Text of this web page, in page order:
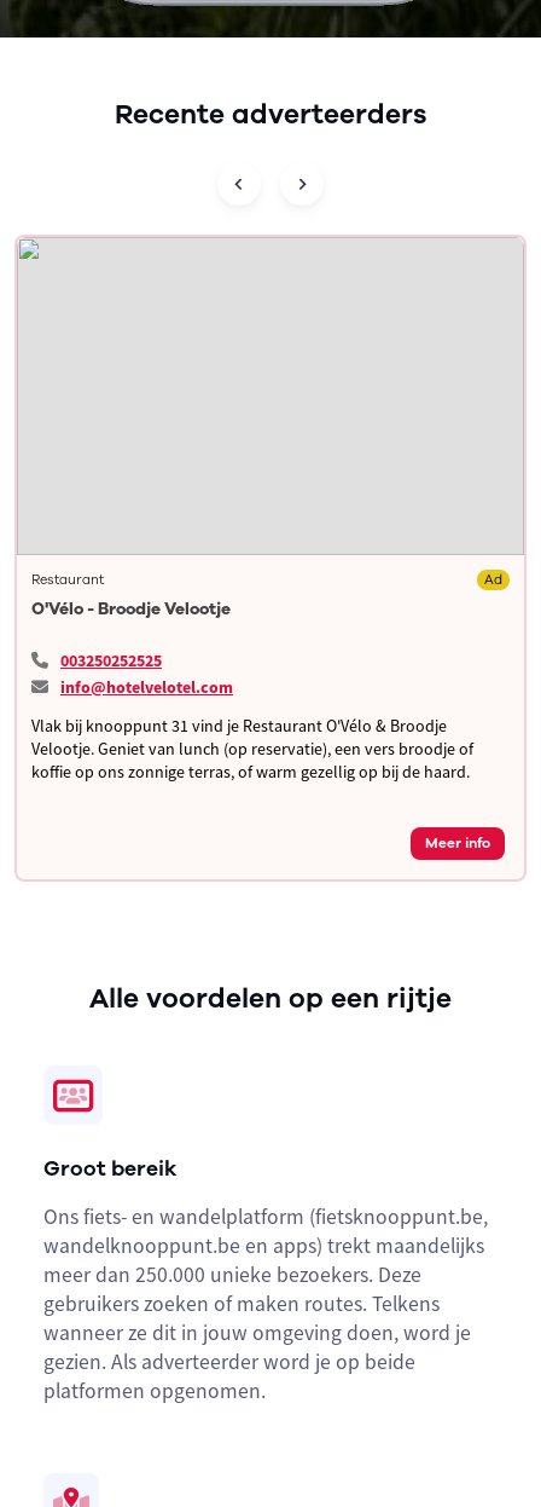
Recente adverteerders
Restaurant Ad
O'Vélo - Broodje Velootje
003250252525
info@hotelvelotel.com
Vlak bij knooppunt 31 vind je Restaurant O'Vélo & Broodje
Velootje. Geniet van lunch (op reservatie), een vers broodje of
koffie op ons zonnige terras, of warm gezellig op bij de haard.
Meer info
Alle voordelen op een rijtje
Groot bereik
Ons fiets- en wandelplatform (fietsknooppunt.be,
wandelknooppunt.be en apps) trekt maandelijks
meer dan 250.000 unieke bezoekers. Deze
gebruikers zoeken of maken routes. Telkens
wanneer ze dit in jouw omgeving doen, word je
gezien. Als adverteerder word je op beide
platformen opgenomen.